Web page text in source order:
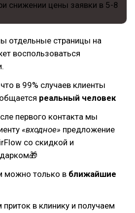
отдельные страницы на
воспользоваться
в 99% случаев клиенты
реальный человек
первого контакта мы
«входное» предложение
со скидкой и
можно только в ближайшие
в клинику и получаем